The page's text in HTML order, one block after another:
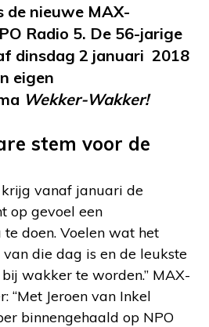
de nieuwe MAX-
Radio 5. De 56-jarige
dinsdag 2 januari 2018
eigen
Wekker-Wakker!
stem voor de
krijg vanaf januari de
op gevoel een
doen. Voelen wat het
die dag is en de leukste
wakker te worden.” MAX-
“Met Jeroen van Inkel
binnengehaald op NPO